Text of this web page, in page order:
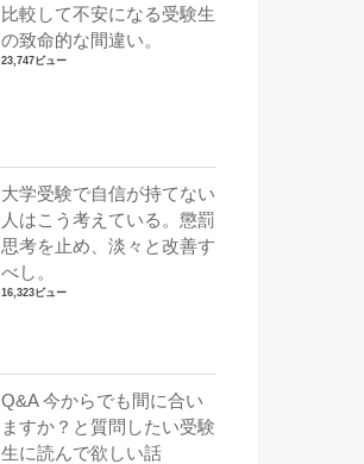
比較して不安になる受験生
の致命的な間違い。
23,747ビュー
大学受験で自信が持てない
人はこう考えている。懲罰
思考を止め、淡々と改善す
べし。
16,323ビュー
Q&A 今からでも間に合い
ますか？と質問したい受験
生に読んで欲しい話